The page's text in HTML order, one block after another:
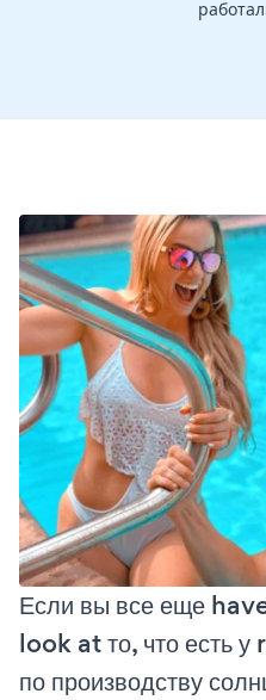
Если вы все еще
look at то, что есть
по производству